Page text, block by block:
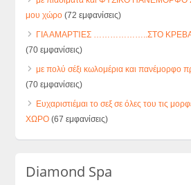
μου χώρο (72 εμφανίσεις)
ΓΙΑ ΑΜΑΡΤΊΕΣ ………………..ΣΤΟ
(70 εμφανίσεις)
με πολύ σέξι κωλομέρια και πανέμορφο
(70 εμφανίσεις)
Ευχαριστιέμαι το σεξ σε όλες του τις
ΧΩΡΟ (67 εμφανίσεις)
Diamond Spa